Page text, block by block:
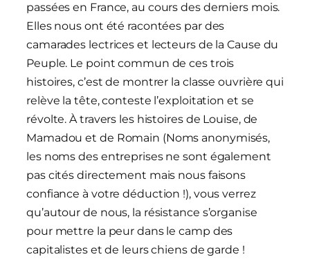
passées en France, au cours des derniers mois.
Elles nous ont été racontées par des
camarades lectrices et lecteurs de la Cause du
Peuple. Le point commun de ces trois
histoires, c’est de montrer la classe ouvrière qui
relève la tête, conteste l’exploitation et se
révolte. À travers les histoires de Louise, de
Mamadou et de Romain (Noms anonymisés,
les noms des entreprises ne sont également
pas cités directement mais nous faisons
confiance à votre déduction !), vous verrez
qu’autour de nous, la résistance s’organise
pour mettre la peur dans le camp des
capitalistes et de leurs chiens de garde !